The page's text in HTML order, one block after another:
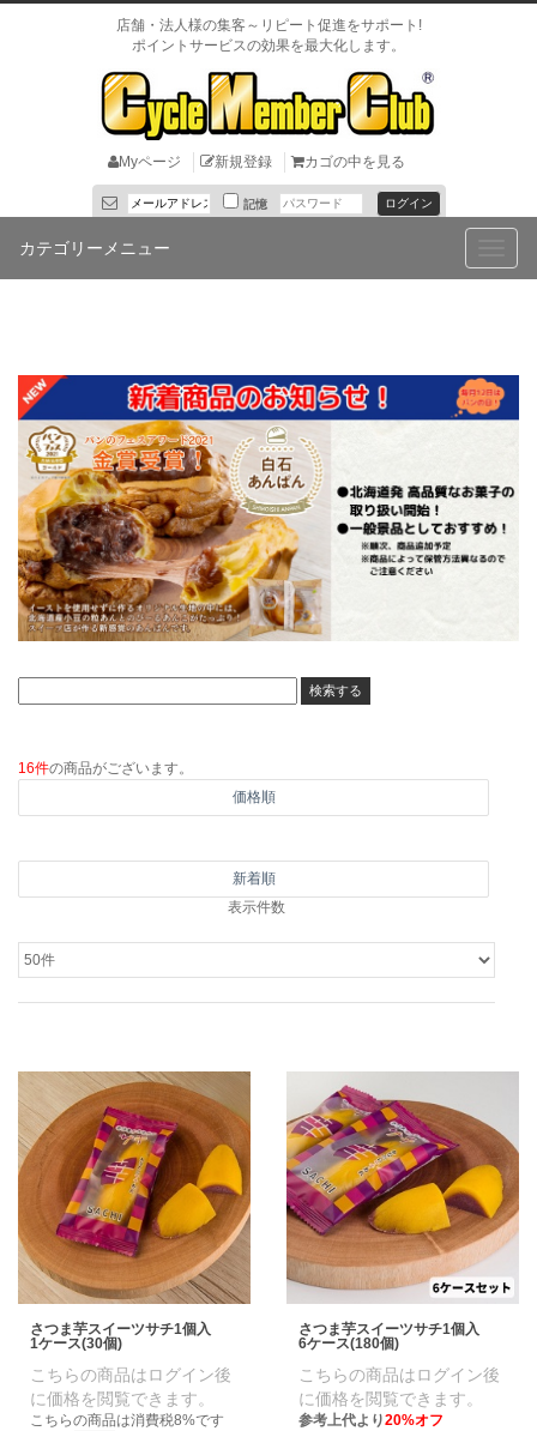
店舗・法人様の集客～リピート促進をサポート!
ポイントサービスの効果を最大化します。
Myページ 新規登録 カゴの中を見る
記憶
カテゴリーメニュー
16件の商品がございます。
価格順
新着順
表示件数
さつま芋スイーツサチ1個入
1ケース(30個)
こちらの商品はログイン後
に価格を閲覧できます。
こちらの商品は消費税8%です
さつま芋スイーツサチ1個入
6ケース(180個)
こちらの商品はログイン後
に価格を閲覧できます。
参考上代より20%オフ